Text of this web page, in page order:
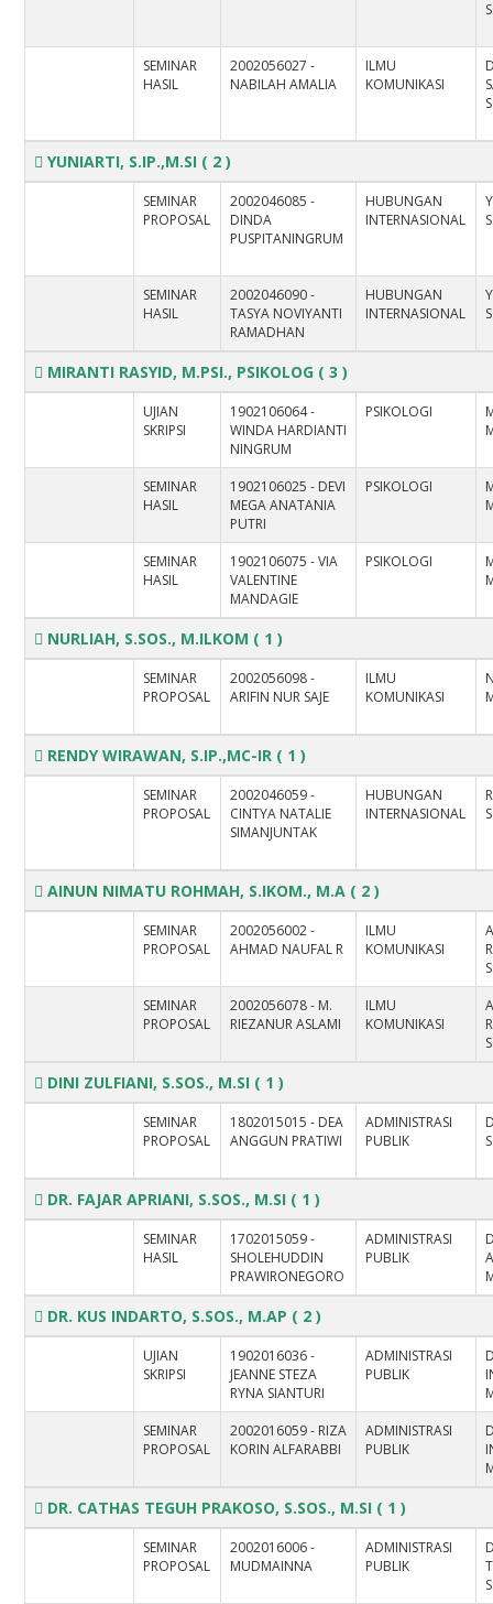
SEMINAR
HASIL
2002056027 -
NABILAH AMALIA
ILMU
KOMUNIKASI
YUNIARTI, S.IP.,M.SI ( 2 )
SEMINAR
PROPOSAL
2002046085 -
DINDA
PUSPITANINGRUM
HUBUNGAN
INTERNASIONAL
SEMINAR
HASIL
2002046090 -
TASYA NOVIYANTI
RAMADHAN
HUBUNGAN
INTERNASIONAL
MIRANTI RASYID, M.PSI., PSIKOLOG ( 3 )
UJIAN
SKRIPSI
1902106064 -
WINDA HARDIANTI
NINGRUM
PSIKOLOGI
SEMINAR
HASIL
1902106025 - DEVI
MEGA ANATANIA
PUTRI
PSIKOLOGI
SEMINAR
HASIL
1902106075 - VIA
VALENTINE
MANDAGIE
PSIKOLOGI
NURLIAH, S.SOS., M.ILKOM ( 1 )
SEMINAR
PROPOSAL
2002056098 -
ARIFIN NUR SAJE
ILMU
KOMUNIKASI
RENDY WIRAWAN, S.IP.,MC-IR ( 1 )
SEMINAR
PROPOSAL
2002046059 -
CINTYA NATALIE
SIMANJUNTAK
HUBUNGAN
INTERNASIONAL
AINUN NIMATU ROHMAH, S.IKOM., M.A ( 2 )
SEMINAR
PROPOSAL
2002056002 -
AHMAD NAUFAL R
ILMU
KOMUNIKASI
SEMINAR
PROPOSAL
2002056078 - M.
RIEZANUR ASLAMI
ILMU
KOMUNIKASI
DINI ZULFIANI, S.SOS., M.SI ( 1 )
SEMINAR
PROPOSAL
1802015015 - DEA
ANGGUN PRATIWI
ADMINISTRASI
PUBLIK
DR. FAJAR APRIANI, S.SOS., M.SI ( 1 )
SEMINAR
HASIL
1702015059 -
SHOLEHUDDIN
PRAWIRONEGORO
ADMINISTRASI
PUBLIK
DR. KUS INDARTO, S.SOS., M.AP ( 2 )
UJIAN
SKRIPSI
1902016036 -
JEANNE STEZA
RYNA SIANTURI
ADMINISTRASI
PUBLIK
SEMINAR
PROPOSAL
2002016059 - RIZA
KORIN ALFARABBI
ADMINISTRASI
PUBLIK
DR. CATHAS TEGUH PRAKOSO, S.SOS., M.SI ( 1 )
SEMINAR
PROPOSAL
2002016006 -
MUDMAINNA
ADMINISTRASI
PUBLIK